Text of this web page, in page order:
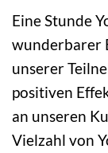
Eine Stunde
wunderbarer
unserer
positiven
an unseren
Vielzahl von